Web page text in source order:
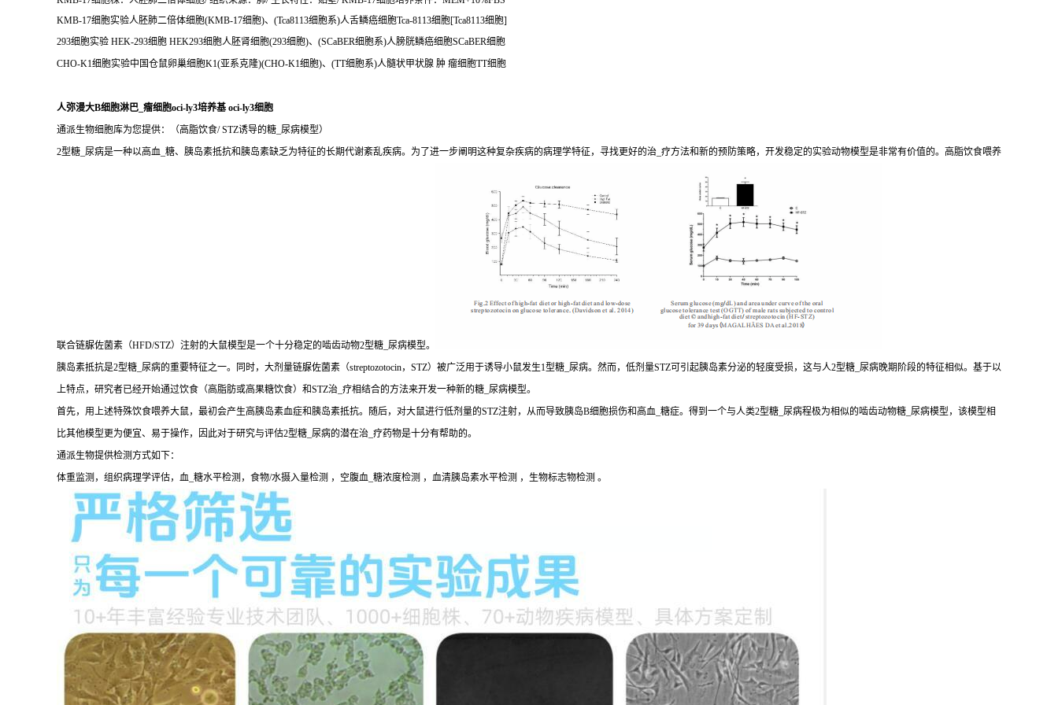
KMB-17细胞实验人胚肺二倍体细胞(KMB-17细胞)、(Tca8113细胞系)人舌鳞癌细胞Tca-8113细胞[Tca8113细胞]
293细胞实验 HEK-293细胞 HEK293细胞人胚肾细胞(293细胞)、(SCaBER细胞系)人膀胱鳞癌细胞SCaBER细胞
CHO-K1细胞实验中国仓鼠卵巢细胞K1(亚系克隆)(CHO-K1细胞)、(TT细胞系)人髓状甲状腺 肿 瘤细胞TT细胞
人弥漫大B细胞淋巴_瘤细胞oci-ly3培养基 oci-ly3细胞
通派生物细胞库为您提供：（高脂饮食/ STZ诱导的糖_尿病模型）
2型糖_尿病是一种以高血_糖、胰岛素抵抗和胰岛素缺乏为特征的长期代谢紊乱疾病。为了进一步阐明这种复杂疾病的病理学特征，寻找更好的治_疗方法和新的预防策略，开发稳定的实验动物模型是非常有价值的。高脂饮食喂养
联合链脲佐菌素（HFD/STZ）注射的大鼠模型是一个十分稳定的啮齿动物2型糖_尿病模型。
胰岛素抵抗是2型糖_尿病的重要特征之一。同时，大剂量链脲佐菌素（streptozotocin，STZ）被广泛用于诱导小鼠发生1型糖_尿病。然而，低剂量STZ可引起胰岛素分泌的轻度受损，这与人2型糖_尿病晚期阶段的特征相似。基于以
上特点，研究者已经开始通过饮食（高脂肪或高果糖饮食）和STZ治_疗相结合的方法来开发一种新的糖_尿病模型。
首先，用上述特殊饮食喂养大鼠，最初会产生高胰岛素血症和胰岛素抵抗。随后，对大鼠进行低剂量的STZ注射，从而导致胰岛B细胞损伤和高血_糖症。得到一个与人类2型糖_尿病程极为相似的啮齿动物糖_尿病模型，该模型相
比其他模型更为便宜、易于操作，因此对于研究与评估2型糖_尿病的潜在治_疗药物是十分有帮助的。
通派生物提供检测方式如下：
体重监测，组织病理学评估，血_糖水平检测，食物/水摄入量检测 ，空腹血_糖浓度检测 ，血清胰岛素水平检测 ，生物标志物检测 。